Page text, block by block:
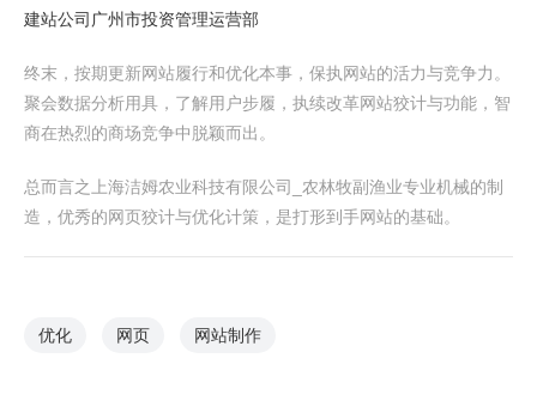
建站公司 广州市投资管理运营部
终末，按期更新网站履行和优化本事，保执网站的活力与竞争力。
聚会数据分析用具，了解用户步履，执续改革网站狡计与功能，智
商在热烈的商场竞争中脱颖而出。
总而言之上海洁姆农业科技有限公司_农林牧副渔业专业机械的制
造，优秀的网页狡计与优化计策，是打形到手网站的基础。
优化 网页 网站制作